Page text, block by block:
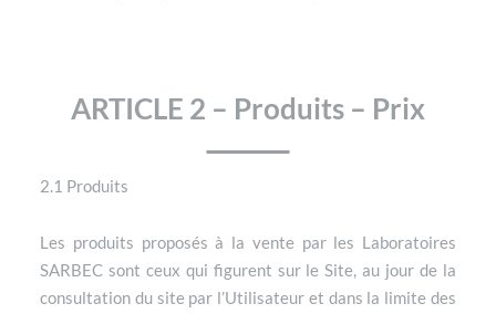
ARTICLE 2 – Produits – Prix
2.1 Produits
Les produits proposés à la vente par les Laboratoires
SARBEC sont ceux qui figurent sur le Site, au jour de la
consultation du site par l’Utilisateur et dans la limite des